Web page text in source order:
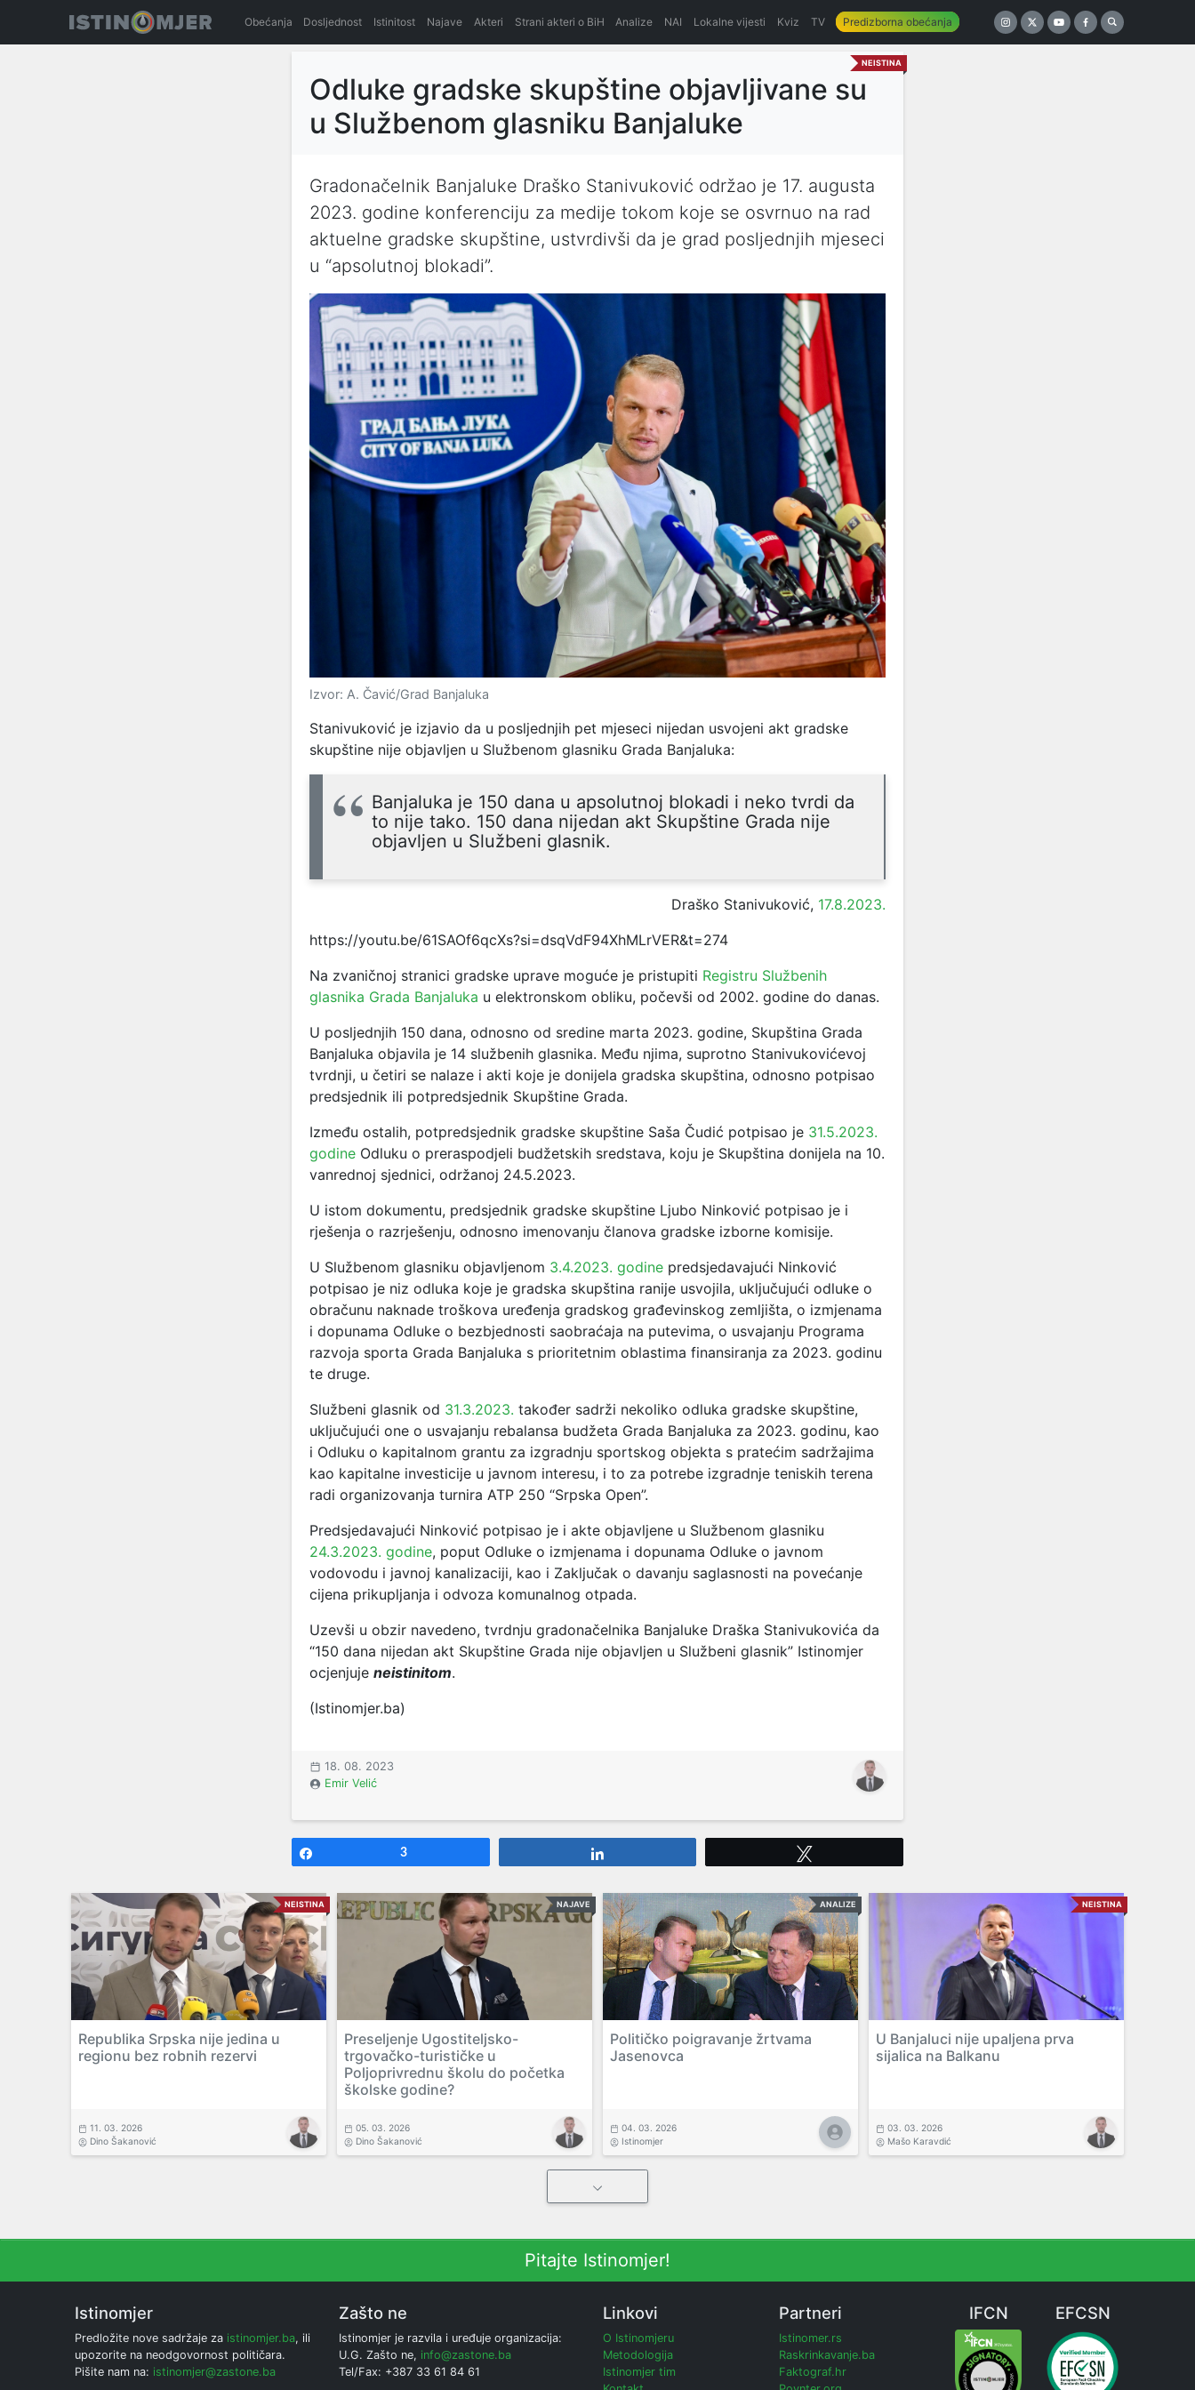
Obećanja Dosljednost Istinitost Najave Akteri Strani akteri o BiH Analize NAI Lokalne vijesti Kviz TV Predizborna obećanja
NEISTINA
Odluke gradske skupštine objavljivane su
u Službenom glasniku Banjaluke
Gradonačelnik Banjaluke Draško Stanivuković održao je 17. augusta
2023. godine konferenciju za medije tokom koje se osvrnuo na rad
aktuelne gradske skupštine, ustvrdivši da je grad posljednjih mjeseci
u “apsolutnoj blokadi”.
Izvor: A. Čavić/Grad Banjaluka
Stanivuković je izjavio da u posljednjih pet mjeseci nijedan usvojeni akt gradske
skupštine nije objavljen u Službenom glasniku Grada Banjaluka:
Banjaluka је 150 dana u apsolutnoj blokadi i neko tvrdi da
to nije tako. 150 dana nijedan akt Skupštine Grada nije
objavljen u Službeni glasnik.
Draško Stanivuković, 17.8.2023.
https://youtu.be/61SAOf6qcXs?si=dsqVdF94XhMLrVER&t=274
Na zvaničnoj stranici gradske uprave moguće je pristupiti Registru Službenih
glasnika Grada Banjaluka u elektronskom obliku, počevši od 2002. godine do danas.
U posljednjih 150 dana, odnosno od sredine marta 2023. godine, Skupština Grada
Banjaluka objavila je 14 službenih glasnika. Među njima, suprotno Stanivukovićevoj
tvrdnji, u četiri se nalaze i akti koje je donijela gradska skupština, odnosno potpisao
predsjednik ili potpredsjednik Skupštine Grada.
Između ostalih, potpredsjednik gradske skupštine Saša Čudić potpisao je 31.5.2023.
godine Odluku o preraspodjeli budžetskih sredstava, koju je Skupština donijela na 10.
vanrednoj sjednici, održanoj 24.5.2023.
U istom dokumentu, predsjednik gradske skupštine Ljubo Ninković potpisao je i
rješenja o razrješenju, odnosno imenovanju članova gradske izborne komisije.
U Službenom glasniku objavljenom 3.4.2023. godine predsjedavajući Ninković
potpisao je niz odluka koje je gradska skupština ranije usvojila, uključujući odluke o
obračunu naknade troškova uređenja gradskog građevinskog zemljišta, o izmjenama
i dopunama Odluke o bezbjednosti saobraćaja na putevima, o usvajanju Programa
razvoja sporta Grada Banjaluka s prioritetnim oblastima finansiranja za 2023. godinu
te druge.
Službeni glasnik od 31.3.2023. također sadrži nekoliko odluka gradske skupštine,
uključujući one o usvajanju rebalansa budžeta Grada Banjaluka za 2023. godinu, kao
i Odluku o kapitalnom grantu za izgradnju sportskog objekta s pratećim sadržajima
kao kapitalne investicije u javnom interesu, i to za potrebe izgradnje teniskih terena
radi organizovanja turnira ATP 250 “Srpska Open”.
Predsjedavajući Ninković potpisao je i akte objavljene u Službenom glasniku
24.3.2023. godine, poput Odluke o izmjenama i dopunama Odluke o javnom
vodovodu i javnoj kanalizaciji, kao i Zaključak o davanju saglasnosti na povećanje
cijena prikupljanja i odvoza komunalnog otpada.
Uzevši u obzir navedeno, tvrdnju gradonačelnika Banjaluke Draška Stanivukovića da
“150 dana nijedan akt Skupštine Grada nije objavljen u Službeni glasnik” Istinomjer
ocjenjuje neistinitom.
(Istinomjer.ba)
18. 08. 2023
Emir Velić
3
NEISTINA
Republika Srpska nije jedina u
regionu bez robnih rezervi
11. 03. 2026
Dino Šakanović
NAJAVE
Preseljenje Ugostiteljsko-
trgovačko-turističke u
Poljoprivrednu školu do početka
školske godine?
05. 03. 2026
Dino Šakanović
ANALIZE
Političko poigravanje žrtvama
Jasenovca
04. 03. 2026
Istinomjer
NEISTINA
U Banjaluci nije upaljena prva
sijalica na Balkanu
03. 03. 2026
Mašo Karavdić
Pitajte Istinomjer!
Istinomjer
Predložite nove sadržaje za istinomjer.ba, ili
upozorite na neodgovornost političara.
Pišite nam na: istinomjer@zastone.ba
Zašto ne
Istinomjer je razvila i uređuje organizacija:
U.G. Zašto ne, info@zastone.ba
Tel/Fax: +387 33 61 84 61
Linkovi
O Istinomjeru
Metodologija
Istinomjer tim
Partneri
Istinomer.rs
Raskrinkavanje.ba
Faktograf.hr
IFCN EFCSN